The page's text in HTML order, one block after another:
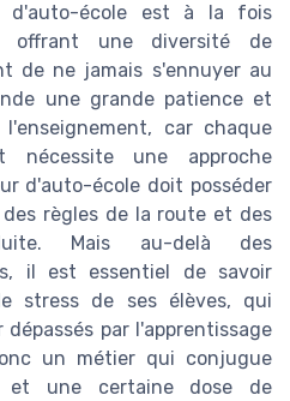
d'auto-école est à la fois
offrant une diversité de
de ne jamais s'ennuyer au
une grande patience et
car chaque
une approche
d'auto-école doit posséder
règles de la route et des
Mais au-delà des
il est essentiel de savoir
stress de ses élèves, qui
par l'apprentissage
un métier qui conjugue
et une certaine dose de